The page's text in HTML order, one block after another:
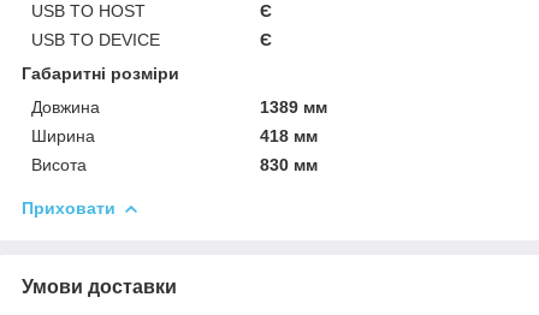
USB TO HOST
Є
USB TO DEVICE
Є
Габаритні розміри
Довжина
1389 мм
Ширина
418 мм
Висота
830 мм
Приховати
Умови доставки